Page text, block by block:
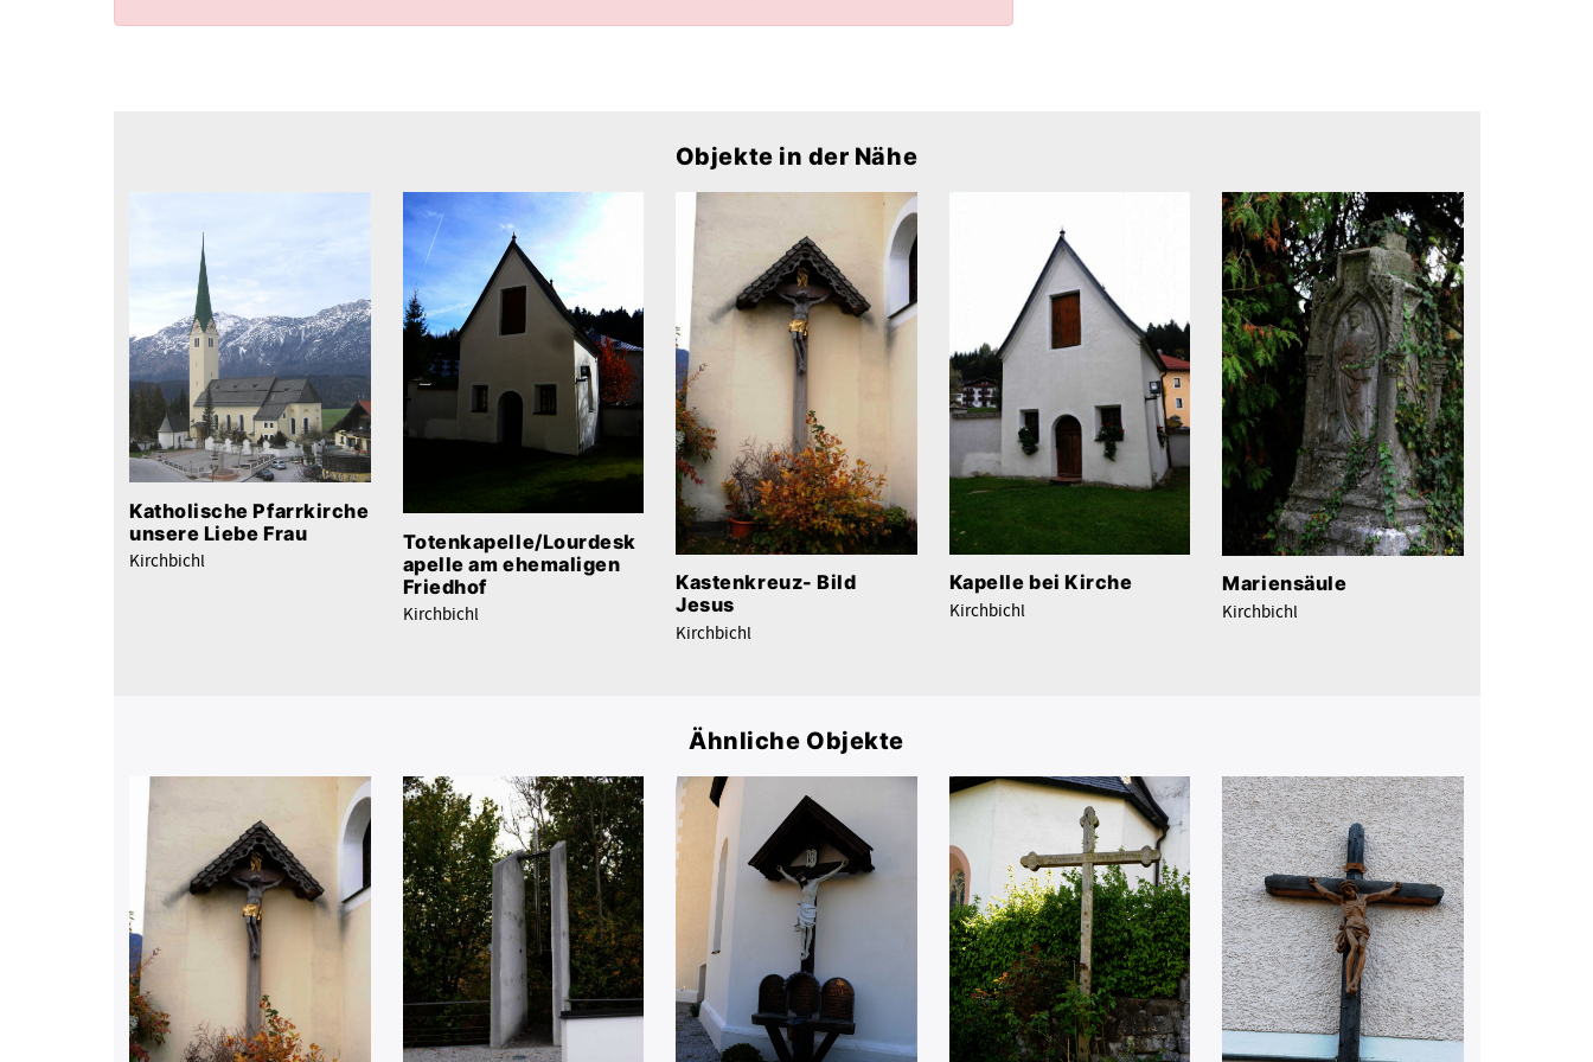
Objekte in der Nähe
Katholische Pfarrkirche
unsere Liebe Frau
Kirchbichl
Totenkapelle/Lourdesk
apelle am ehemaligen
Friedhof
Kirchbichl
Kastenkreuz- Bild
Jesus
Kirchbichl
Kapelle bei Kirche
Kirchbichl
Mariensäule
Kirchbichl
Ähnliche Objekte